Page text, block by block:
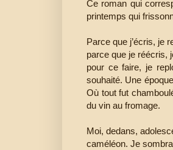
Ce roman qui
printemps qui
Parce que j’écris, je
parce que je réécris,
pour ce faire, je
souhaité. Une
Où tout fut
du vin au fromage.
Moi, dedans,
caméléon. Je